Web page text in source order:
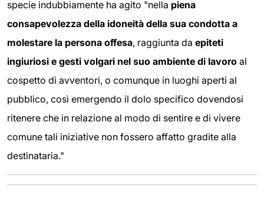
specie indubbiamente ha agito "nella piena
consapevolezza della idoneità della sua condotta a
molestare la persona offesa, raggiunta da epiteti
ingiuriosi e gesti volgari nel suo ambiente di lavoro al
cospetto di avventori, o comunque in luoghi aperti al
pubblico, così emergendo il dolo specifico dovendosi
ritenere che in relazione al modo di sentire e di vivere
comune tali iniziative non fossero affatto gradite alla
destinataria."